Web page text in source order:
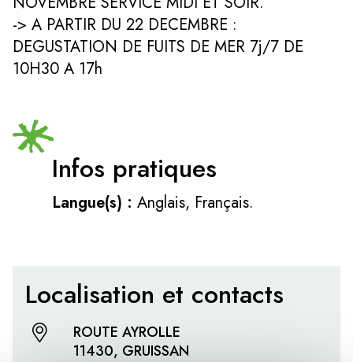
-> A PARTIR DU 22 DECEMBRE :
DEGUSTATION DE FUITS DE MER 7j/7 DE
10H30 A 17h
Infos pratiques
Langue(s) : Anglais, Français.
Localisation et contacts
ROUTE AYROLLE
11430, GRUISSAN